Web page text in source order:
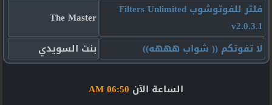
فلتر للفوتوشوب Filters Unlimited
v2.0.3.1
The Master
لا تفوتكم (( شواب هههه))
بنت السويدي
الساعة الآن 06:50 AM